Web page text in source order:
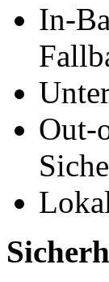
In-
Out-